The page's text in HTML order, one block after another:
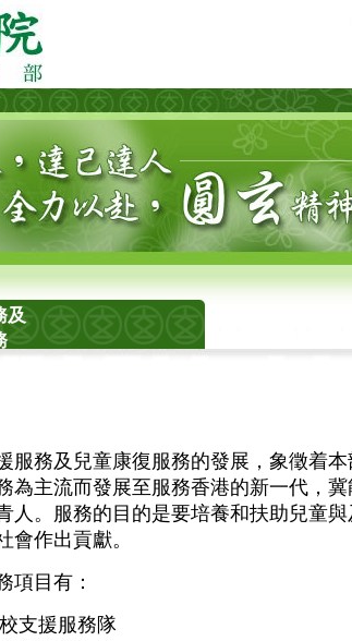
及
務及兒童康復服務的發展，象徵着本
為主流而發展至服務香港的新一代，
人。服務的目的是要培養和扶助兒童
會作出貢獻。
項目有：
支援服務隊